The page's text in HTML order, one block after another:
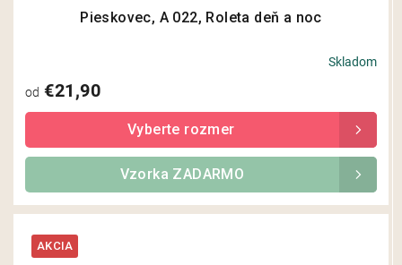
Pieskovec, A 022, Roleta deň a noc
hodnotenie
produktu
je
z
Skladom
od €21,90
Vzorka ZADARMO
AKCIA